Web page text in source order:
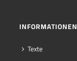
INFORMATIONEN
Texte